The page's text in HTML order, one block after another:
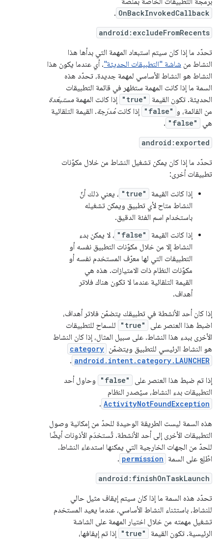
OnBackInvokedCallback
.
android:excludeFromRecents
تحدّد ما إذا كان سيتم استبعاد المهمة التي بدأها هذا
النشاط من شاشة "التطبيقات الحديثة". أي عندما يكون هذا
النشاط هو النشاط الأساسي لمهمة جديدة، تحدّد هذه
السمة ما إذا كانت المهمة ستظهر في قائمة التطبيقات
الحديثة. تكون القيمة
"true" إذا كانت المهمة مستبعَدة
من القائمة، و "false" إذا كانتمُدرَجة. القيمة التلقائية
هي
"false"
.
android:exported
تحدّد ما إذا كان يمكن تشغيل النشاط من خلال مكوّنات
تطبيقات أخرى:
إذا كانت القيمة
"true" ، يعني ذلك أنّ
النشاط متاح لأي تطبيق ويمكن تشغيله
باستخدام اسم الفئة الدقيق.
إذا كانت القيمة
"false" ، لا يمكن بدء
النشاط إلا من خلال مكوّنات التطبيق نفسه أو
التطبيقات التي لها معرّف المستخدم نفسه أو
مكوّنات النظام ذات الامتيازات. هذه هي
القيمة التلقائية عندما لا تكون هناك فلاتر
أهداف.
إذا كان أحد الأنشطة في تطبيقك يتضمّن فلاتر أهداف،
اضبط هذا العنصر على
"true"
للسماح للتطبيقات
الأخرى ببدء هذا النشاط. على سبيل المثال، إذا كان النشاط
هو النشاط الرئيسي للتطبيق ويتضمّن category
android.intent.category.LAUNCHER
.
إذا تم ضبط هذا العنصر على
"false"
وحاول أحد
التطبيقات بدء النشاط، سيُصدر النظام
ActivityNotFoundException
.
هذه السمة ليست الطريقة الوحيدة للحدّ من إمكانية وصول
التطبيقات الأخرى إلى أحد الأنشطة. تُستخدَم الأذونات أيضًا
للحدّ من الجهات الخارجية التي يمكنها استدعاء النشاط.
اطّلِع على السمة permission
.
android:finishOnTaskLaunch
تحدّد هذه السمة ما إذا كان سيتم إيقاف مثيل حالي
للنشاط، باستثناء النشاط الأساسي، عندما يعيد المستخدم
تشغيل مهمته من خلال اختيار المهمة على الشاشة
الرئيسية. تكون القيمة
"true"
إذا تم إيقافها،